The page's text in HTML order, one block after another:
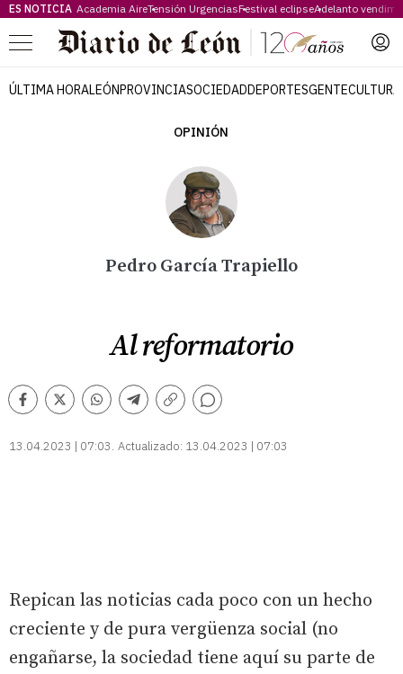
ES NOTICIA Academia AireTensión UrgenciasFestival eclipseAdelanto
Menú
ÚLTIMA HORALEÓNPROVINCIASOCIEDADDEPORTESGENTECULTURA
OPINIÓN
Pedro García Trapiello
Al reformatorio
Facebook
TwitterWhatsappTelegram
Copiar
Comentarios
13.04.2023 | 07:03 Actualizado: 13.04.2023 | 07:03
Repican las noticias cada poco con un hecho
creciente y de pura vergüenza social (no
engañarse, la sociedad tiene aquí su parte de